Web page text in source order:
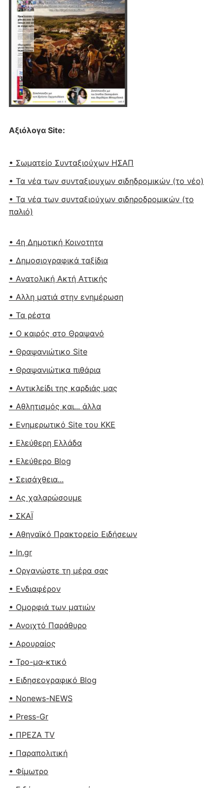
Αξιόλογα Site:
• Σωματείο Συνταξιούχων ΗΣΑΠ
• Τα νέα των συνταξιουχων σιδηδρομικών (το νέο)
• Τα νέα των συνταξιούχων σιδηροδρομικών (το
παλιό)
• 4η Δημοτική Κοινοτητα
• Δημοσιογραφικά ταξίδια
• Ανατολική Ακτή Αττικής
• Αλλη ματιά στην ενημέρωση
• Τα ρέστα
• Ο καιρός στο Θραψανό
• Θραψανιώτικο Site
• Θραψανιώτικα πιθάρια
• Αντικλείδι της καρδιάς μας
• Αθλητισμός και... άλλα
• Ενημερωτικό Site του ΚΚΕ
• Ελεύθερη Ελλάδα
• Ελεύθερο Blog
• Σεισάχθεια...
• Ας χαλαρώσουμε
• ΣΚΑΪ
• Αθηναϊκό Πρακτορείο Ειδήσεων
• In.gr
• Οργανώστε τη μέρα σας
• Ενδιαφέρον
• Ομορφιά των ματιών
• Ανοιχτό Παράθυρο
• Αρουραίος
• Τρο-μα-κτικό
• Ειδησεογραφικό Blog
• Nonews-NEWS
• Press-Gr
• ΠΡΕΖΑ TV
• Παραπολιτική
• Φίμωτρο